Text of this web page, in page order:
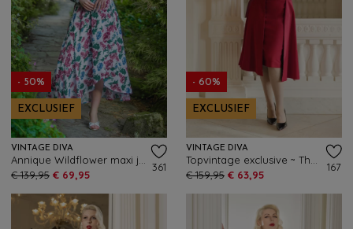
- 50%
EXCLUSIEF
VINTAGE DIVA
€ 139,95 € 69,95
361
- 60%
EXCLUSIEF
VINTAGE DIVA
€ 159,95 € 63,95
167